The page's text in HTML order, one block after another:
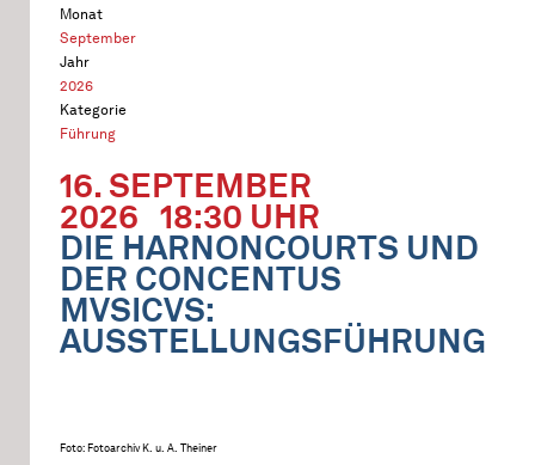
Monat
September
Jahr
2026
Kategorie
Führung
16. SEPTEMBER
2026 18:30 UHR
DIE HARNONCOURTS UND
DER CONCENTUS
MVSICVS:
AUSSTELLUNGSFÜHRUNG
Foto: Fotoarchiv K. u. A. Theiner